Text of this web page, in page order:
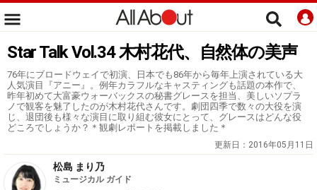
Star Talk Vol.34 木村花代、自然体の美声
76年にブロードウェイで初演、日本でも86年から毎年上演されている大
人気演目『アニー』。例年カラフルなキャスティングも話題の本作で、
昨年初めて大富豪ウォーバックスの秘書グレースを担当、美しいソプラ
ノで観客を魅了したのが木村花代さんです。劇団四季で数々の大役を演
じ、退団後も様々な演目に取り組む彼女にとって、グレースはどんな役
どころでしょうか？＊観劇レポートを掲載しました＊
更新日： 2016年05月11日
松島 まり乃
ミュージカル ガイド